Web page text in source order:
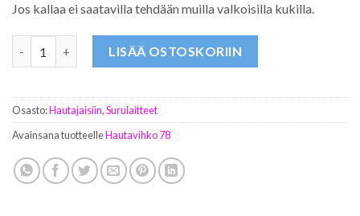
Jos kallaa ei saatavilla tehdään muilla valkoisilla kukilla.
LISÄÄ OSTOSKORIIN
Osasto:Hautajaisiin, Surulaitteet
Avainsana tuotteelleHautavihko 78